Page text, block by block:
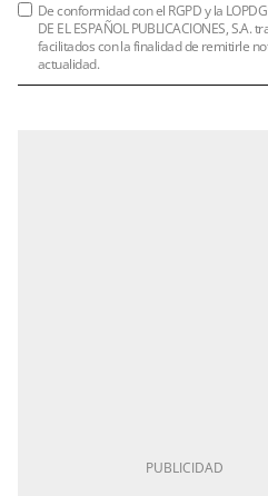
De conformidad con el RGPD y la
DE EL ESPAÑOL PUBLICACIONES, S.A.
facilitados con la finalidad de remitirle
actualidad.